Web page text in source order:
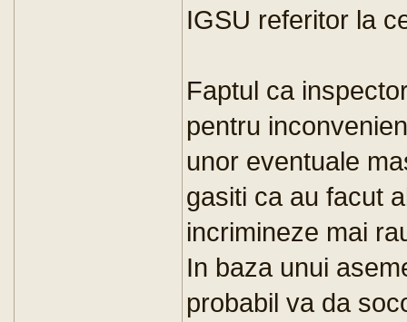
IGSU referitor la
Faptul ca
pentru
unor eventuale
gasiti ca au facut
incrimineze mai
In baza unui
probabil va da